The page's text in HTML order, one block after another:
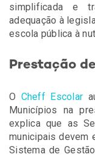
simplificada e
adequação à
escola pública à
Prestação
O Cheff Escolar
Municípios na
explica que as
municipais devem
Sistema de